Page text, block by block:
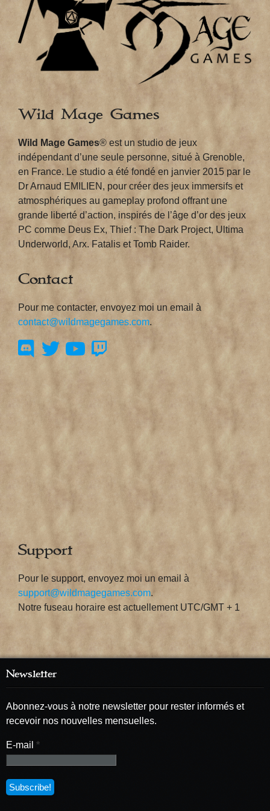
Wild Mage Games
Wild Mage Games® est un studio de jeux
indépendant d’une seule personne, situé à Grenoble,
en France. Le studio a été fondé en janvier 2015 par le
Dr Arnaud EMILIEN, pour créer des jeux immersifs et
atmosphériques au gameplay profond offrant une
grande liberté d’action, inspirés de l’âge d’or des jeux
PC comme Deus Ex, Thief : The Dark Project, Ultima
Underworld, Arx. Fatalis et Tomb Raider.
Contact
Pour me contacter, envoyez moi un email à
contact@wildmagegames.com.
Support
Pour le support, envoyez moi un email à
support@wildmagegames.com.
Notre fuseau horaire est actuellement UTC/GMT + 1
Newsletter
Abonnez-vous à notre newsletter pour rester informés et
recevoir nos nouvelles mensuelles.
E-mail *